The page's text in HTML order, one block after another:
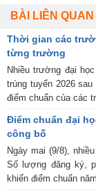
BÀI LIÊN QUAN
Thời gian các
từng trường
Nhiều trường đại
trúng tuyển 2026
điểm chuẩn của các
Điểm chuẩn đại
công bố
Ngày mai (9/8),
Số lượng đăng ký,
khiến điểm chuẩn